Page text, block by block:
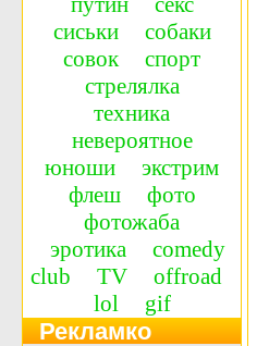
сиськи
собаки
совок
спорт
стрелялка
техника
невероятное
юноши
экстрим
флеш
фото
фотожаба
эротика
сomedy
сlub
TV
offroad
lol
gif
Рекламко